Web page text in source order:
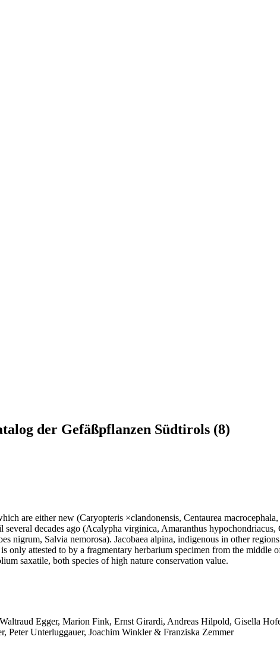
der Gefäßpflanzen Südtirols (8)
are either new (Caryopteris ×clandonensis, Centaurea
decades ago (Acalypha virginica, Amaranthus
nigrum, Salvia nemorosa). Jacobaea alpina, indigenous in other
only attested to by a fragmentary herbarium specimen from the
saxatile, both species of high nature conservation value.
Egger, Marion Fink, Ernst Girardi, Andreas Hilpold, Gisella
Peter Unterluggauer, Joachim Winkler & Franziska Zemmer